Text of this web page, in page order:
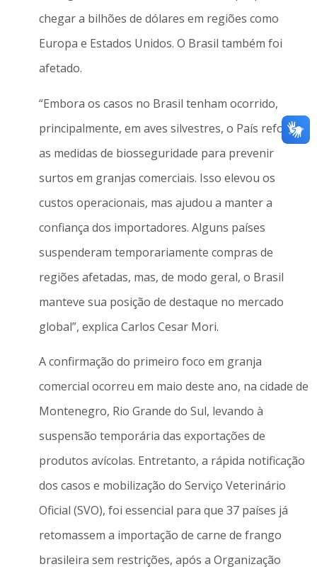
chegar a bilhões de dólares em regiões como
Europa e Estados Unidos. O Brasil também foi
afetado.
“Embora os casos no Brasil tenham ocorrido,
principalmente, em aves silvestres, o País reforçou
as medidas de biosseguridade para prevenir
surtos em granjas comerciais. Isso elevou os
custos operacionais, mas ajudou a manter a
confiança dos importadores. Alguns países
suspenderam temporariamente compras de
regiões afetadas, mas, de modo geral, o Brasil
manteve sua posição de destaque no mercado
global”, explica Carlos Cesar Mori.
A confirmação do primeiro foco em granja
comercial ocorreu em maio deste ano, na cidade de
Montenegro, Rio Grande do Sul, levando à
suspensão temporária das exportações de
produtos avícolas. Entretanto, a rápida notificação
dos casos e mobilização do Serviço Veterinário
Oficial (SVO), foi essencial para que 37 países já
retomassem a importação de carne de frango
brasileira sem restrições, após a Organização